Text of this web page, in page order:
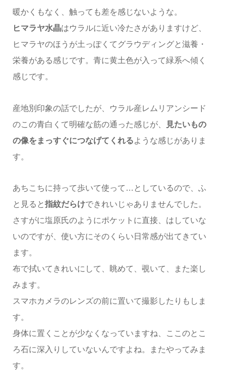
暖かくもなく、触っても差を感じないような。
ヒマラヤ水晶はウラルに近い冷たさがありますけど、
ヒマラヤのほうが土っぽくてグラウディングと滋養・
栄養がある感じです。青に黄土色が入って緑系へ傾く
感じです。
産地別印象の話でしたが、ウラル産レムリアンシード
のこの青白くて明確な筋の通った感じが、
見たいもの
の像をまっすぐにつなげてくれるような感じがありま
す。
あちこちに持って歩いて使って…としているので、ふ
と見ると指紋だらけできれいじゃありませんでした。
さすがに塩原氏のようにポケットに直接、はしていな
いのですが、使い方にそのくらい日常感が出てきてい
ます。
布で拭いてきれいにして、眺めて、覗いて、また楽し
みます。
スマホカメラのレンズの前に置いて撮影したりもしま
す。
身体に置くことが少なくなっていますね、ここのとこ
ろ石に深入りしていないんですよね。またやってみま
す。